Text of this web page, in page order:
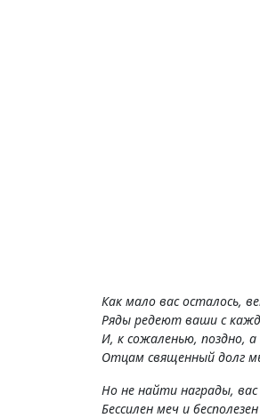
Как мало вас осталось,
Ряды редеют ваши с
И, к сожаленью, поздно, а
Отцам священный долг
Но не найти награды,
Бессилен меч и